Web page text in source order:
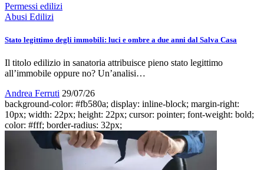
Permessi edilizi
Abusi Edilizi
Stato legittimo degli immobili: luci e ombre a due anni dal Salva Casa
Il titolo edilizio in sanatoria attribuisce pieno stato legittimo
all’immobile oppure no? Un’analisi…
Andrea Ferruti 29/07/26
background-color: #fb580a; display: inline-block; margin-right:
10px; width: 22px; height: 22px; cursor: pointer; font-weight: bold;
color: #fff; border-radius: 32px;